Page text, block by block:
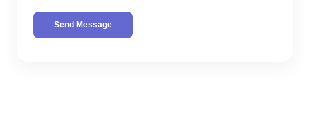
Send Message